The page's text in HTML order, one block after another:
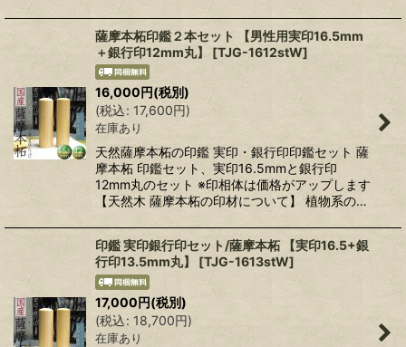
薩摩本柘印鑑２本セット 【男性用実印16.5mm
＋銀行印12mm丸】
[TJG-1612stW]
16,000 円(税別)
(税込: 17,600円)
在庫あり
天然薩摩本柘の印鑑 実印・銀行印印鑑セット 薩
摩本柘 印鑑セット、実印16.5mmと銀行印
12mm丸のセット ※印相体は価格がアップします
【天然木 薩摩本柘の印材について】 植物系の…
印鑑 実印銀行印セット/薩摩本柘 【実印16.5+銀
行印13.5mm丸】
[TJG-1613stW]
17,000円(税別)
(税込: 18,700円)
在庫あり